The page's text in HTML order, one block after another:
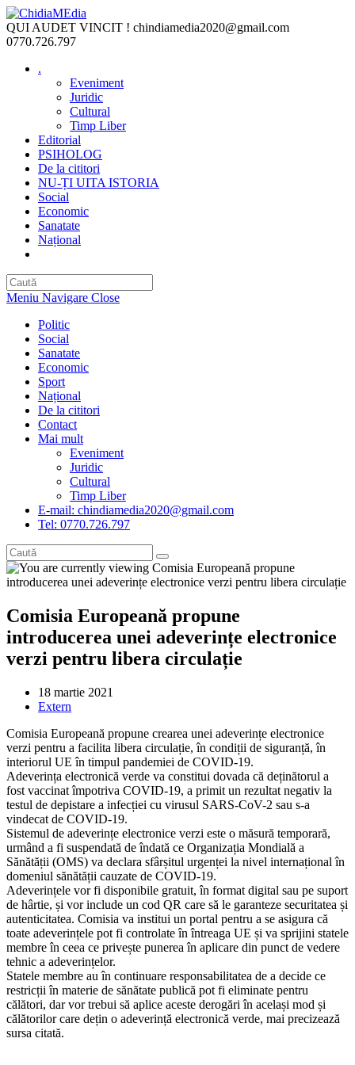
Skip
to
content
QUI AUDET VINCIT ! chindiamedia2020@gmail.com
0770.726.797
.
Eveniment
Juridic
Cultural
Timp Liber
Editorial
PSIHOLOG
De la cititori
NU-ȚI UITA ISTORIA
Social
Economic
Sanatate
Național
Meniu Navigare Close
Politic
Social
Sanatate
Economic
Sport
Național
De la cititori
Contact
Mai mult
Eveniment
Juridic
Cultural
Timp Liber
E-mail: chindiamedia2020@gmail.com
Tel: 0770.726.797
Comisia Europeană propune
introducerea unei adeverințe electronice
verzi pentru libera circulație
Post
published:
18 martie 2021
Post
Extern
​Comisia Europeană propune crearea unei adeverințe electronice
verzi pentru a facilita libera circulație, în condiții de siguranță, în
interiorul UE în timpul pandemiei de COVID-19.
Adeverința electronică verde va constitui dovada că deținătorul a
fost vaccinat împotriva COVID-19, a primit un rezultat negativ la
testul de depistare a infecției cu virusul SARS-CoV-2 sau s-a
vindecat de COVID-19.
Sistemul de adeverințe electronice verzi este o măsură temporară,
urmând a fi suspendată de îndată ce Organizația Mondială a
Sănătății (OMS) va declara sfârșitul urgenței la nivel internațional în
domeniul sănătății cauzate de COVID-19.
Adeverințele vor fi disponibile gratuit, în format digital sau pe suport
de hârtie, și vor include un cod QR care să le garanteze securitatea și
autenticitatea. Comisia va institui un portal pentru a se asigura că
toate adeverințele pot fi controlate în întreaga UE și va sprijini statele
membre în ceea ce privește punerea în aplicare din punct de vedere
tehnic a adeverințelor.
Statele membre au în continuare responsabilitatea de a decide ce
restricții în materie de sănătate publică pot fi eliminate pentru
călători, dar vor trebui să aplice aceste derogări în același mod și
călătorilor care dețin o adeverință electronică verde, mai precizează
sursa citată.